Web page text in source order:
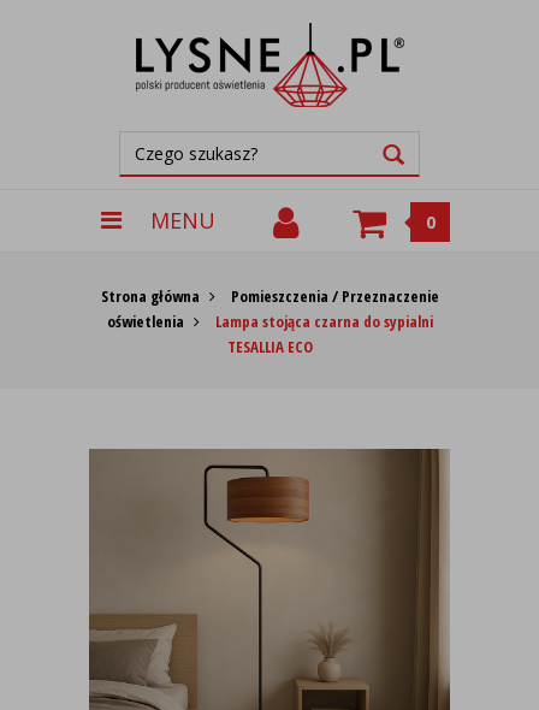
MENU 0
Strona główna
Pomieszczenia / Przeznaczenie
oświetlenia
Lampa stojąca czarna do sypialni
TESALLIA ECO